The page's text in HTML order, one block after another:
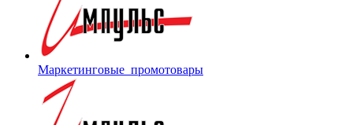
Маркетинговые_промотовары